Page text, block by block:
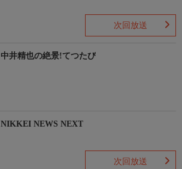
次回放送
中井精也の絶景!てつたび
NIKKEI NEWS NEXT
次回放送